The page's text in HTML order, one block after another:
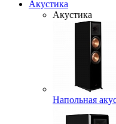
Акустика
Акустика
Напольная